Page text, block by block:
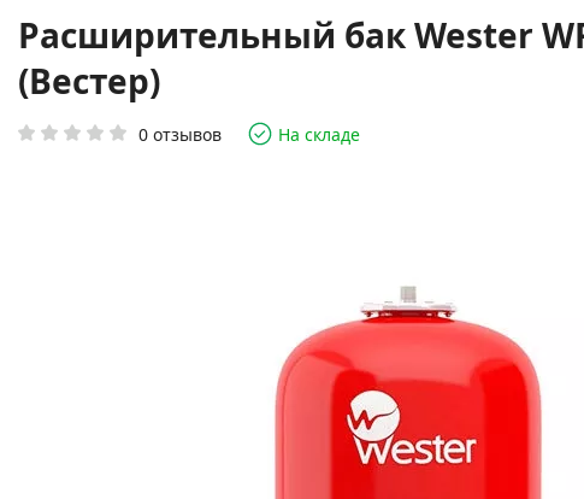
Расширительный бак Wester
(Вестер)
0 отзывов На складе